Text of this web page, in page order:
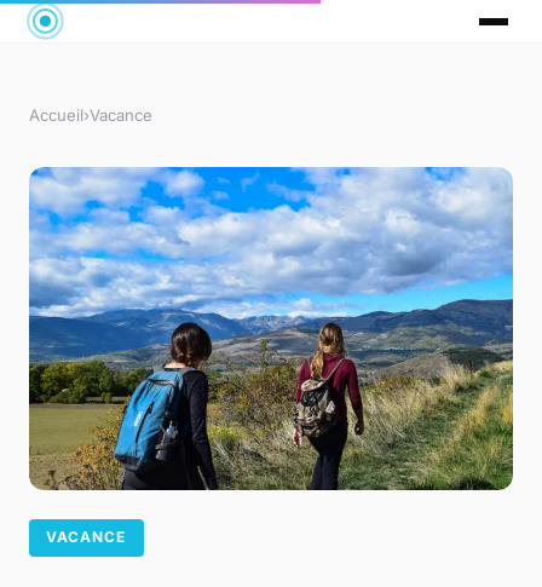
Accueil›Vacance
VACANCE